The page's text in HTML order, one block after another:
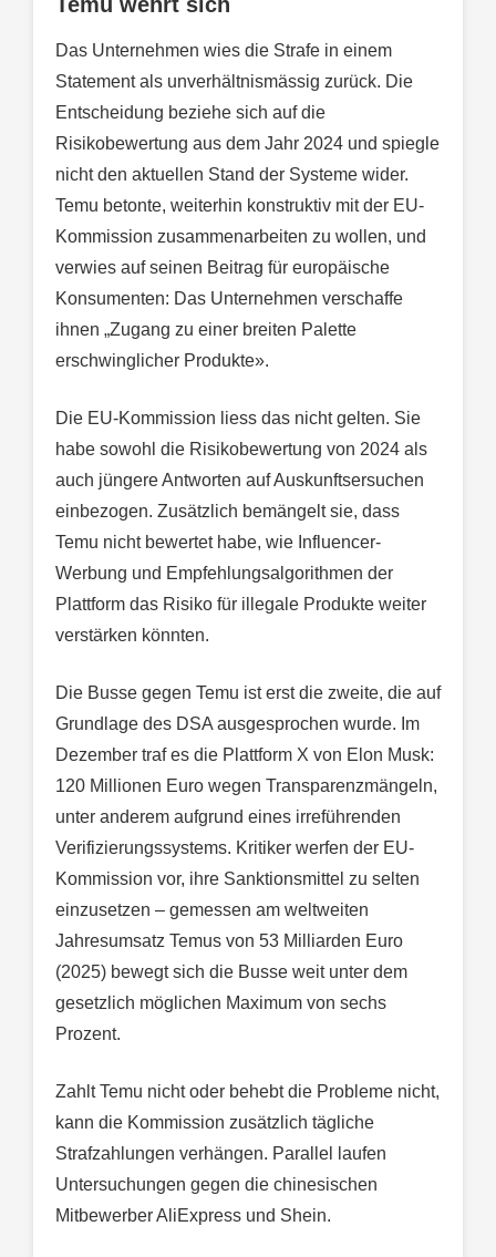
Das Unternehmen wies die Strafe in einem
Statement als unverhältnismässig zurück. Die
Entscheidung beziehe sich auf die
Risikobewertung aus dem Jahr 2024 und spiegle
nicht den aktuellen Stand der Systeme wider.
Temu betonte, weiterhin konstruktiv mit der EU-
Kommission zusammenarbeiten zu wollen, und
verwies auf seinen Beitrag für europäische
Konsumenten: Das Unternehmen verschaffe
ihnen „Zugang zu einer breiten Palette
erschwinglicher Produkte».
Die EU-Kommission liess das nicht gelten. Sie
habe sowohl die Risikobewertung von 2024 als
auch jüngere Antworten auf Auskunftsersuchen
einbezogen. Zusätzlich bemängelt sie, dass
Temu nicht bewertet habe, wie Influencer-
Werbung und Empfehlungsalgorithmen der
Plattform das Risiko für illegale Produkte weiter
verstärken könnten.
Die Busse gegen Temu ist erst die zweite, die auf
Grundlage des DSA ausgesprochen wurde. Im
Dezember traf es die Plattform X von Elon Musk:
120 Millionen Euro wegen Transparenzmängeln,
unter anderem aufgrund eines irreführenden
Verifizierungssystems. Kritiker werfen der EU-
Kommission vor, ihre Sanktionsmittel zu selten
einzusetzen – gemessen am weltweiten
Jahresumsatz Temus von 53 Milliarden Euro
(2025) bewegt sich die Busse weit unter dem
gesetzlich möglichen Maximum von sechs
Prozent.
Zahlt Temu nicht oder behebt die Probleme nicht,
kann die Kommission zusätzlich tägliche
Strafzahlungen verhängen. Parallel laufen
Untersuchungen gegen die chinesischen
Mitbewerber AliExpress und Shein.